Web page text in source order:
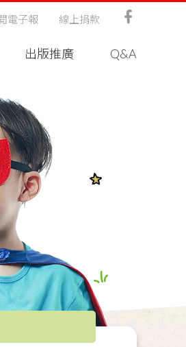
出版推廣 Q&A
電子報 線上捐款